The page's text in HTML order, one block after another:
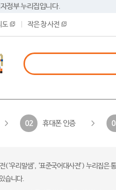
정부 누리집입니다.
도 작은 창 사전
02 휴대폰 인증
(‘우리말샘’, ‘표준국어대사전’) 누리집
습니다.